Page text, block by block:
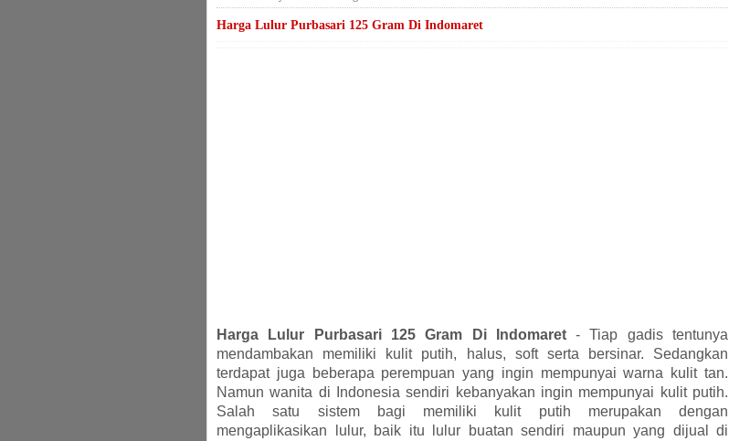
Harga Lulur Purbasari 125 Gram Di Indomaret
Harga Lulur Purbasari 125 Gram Di Indomaret- Tiap gadis tentunya
mendambakan memiliki kulit putih, halus, soft serta bersinar. Sedangkan
terdapat juga beberapa perempuan yang ingin mempunyai warna kulit tan.
Namun wanita di Indonesia sendiri kebanyakan ingin mempunyai kulit putih.
Salah satu sistem bagi memiliki kulit putih merupakan dengan
mengaplikasikan lulur, baik itu lulur buatan sendiri maupun yang dijual di